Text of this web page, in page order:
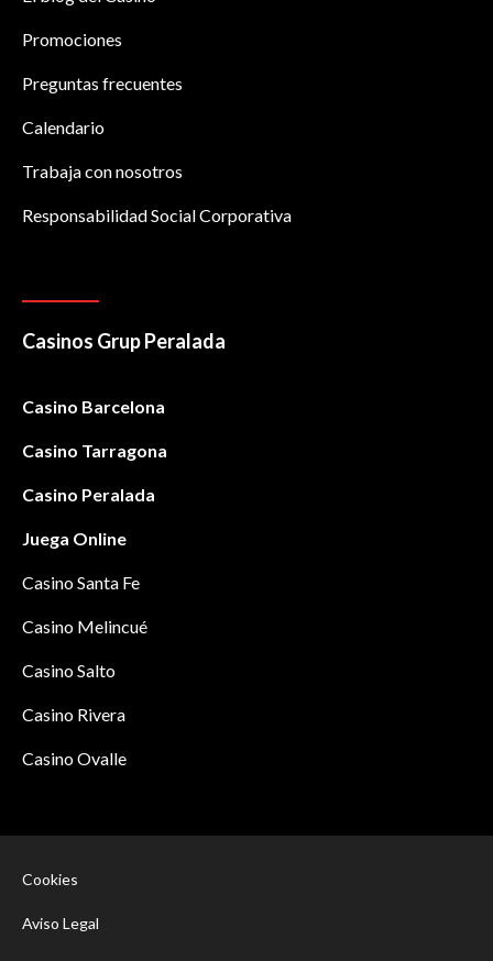
Promociones
Preguntas frecuentes
Calendario
Trabaja con nosotros
Responsabilidad Social Corporativa
Casinos Grup Peralada
Casino Barcelona
Casino Tarragona
Casino Peralada
Juega Online
Casino Santa Fe
Casino Melincué
Casino Salto
Casino Rivera
Casino Ovalle
Cookies
Aviso Legal